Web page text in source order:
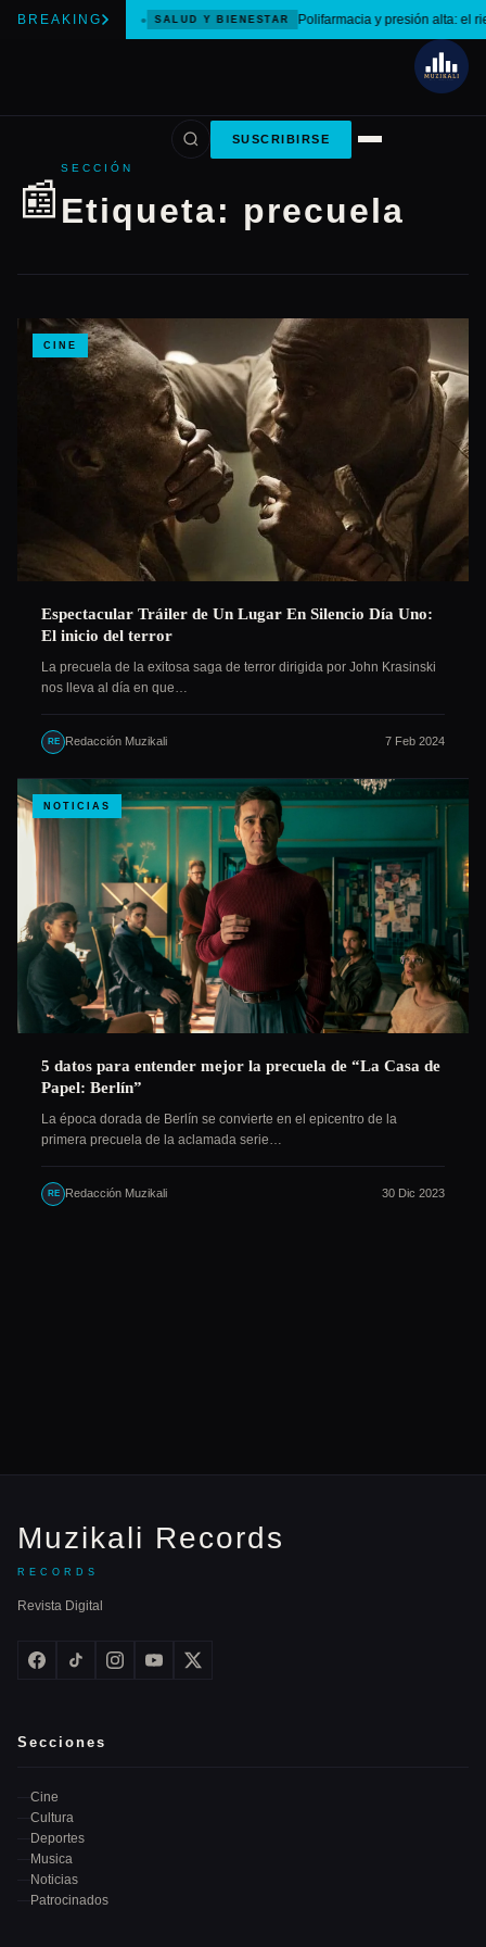
BREAKING SALUD Y BIENESTAR Polifarmacia y presión alta: el
SUSCRIBIRSE
📰
SECCIÓN
Etiqueta: precuela
CINE
Espectacular Tráiler de Un Lugar En Silencio Día Uno:
El inicio del terror
La precuela de la exitosa saga de terror dirigida por John Krasinski
nos lleva al día en que…
RE Redacción Muzikali 7 Feb 2024
NOTICIAS
5 datos para entender mejor la precuela de “La Casa de
Papel: Berlín”
La época dorada de Berlín se convierte en el epicentro de la
primera precuela de la aclamada serie…
RE Redacción Muzikali 30 Dic 2023
Muzikali Records
RECORDS
Revista Digital
Secciones
Cine
Cultura
Deportes
Musica
Noticias
Patrocinados